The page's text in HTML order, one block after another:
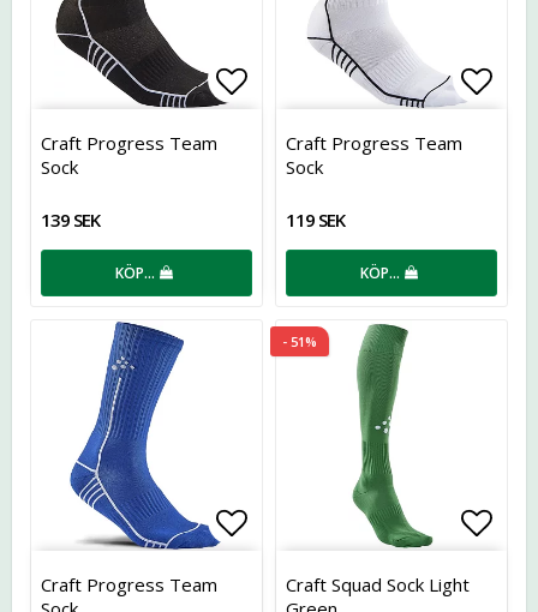
Lägg till i favoritlistan
Craft Progress Team
Sock
139 SEK
KÖP…
Craft Progress Team
Sock
119 SEK
KÖP…
Lägg till i favoritlistan
Craft Progress Team
- 51%
Craft Squad Sock Light